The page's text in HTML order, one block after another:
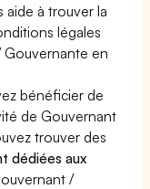
à trouver la
légales
en
bénéficier de
de Gouvernant
trouver des
dédiées aux
/